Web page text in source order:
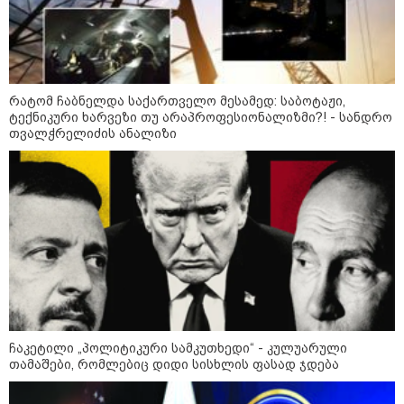
კატეგორიები
რატომ ჩაბნელდა საქართველო მესამედ: საბოტაჟი,
ტექნიკური ხარვეზი თუ არაპროფესიონალიზმი?! - სანდრო
თვალჭრელიძის ანალიზი
ჩაკეტილი „პოლიტიკური სამკუთხედი“ - კულუარული
თამაშები, რომლებიც დიდი სისხლის ფასად ჯდება